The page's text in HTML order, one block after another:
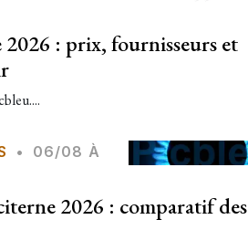
: prix, fournisseurs et
•
06/08 À
2026 : comparatif des